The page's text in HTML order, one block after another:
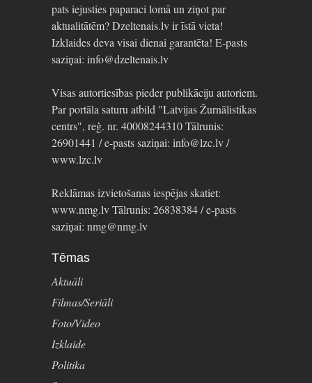
pats iejusties paparaci lomā un ziņot par
aktualitātēm? Dzeltenais.lv ir īstā vieta!
Izklaides deva visai dienai garantēta! E-pasts
saziņai: info@dzeltenais.lv
Visas autortiesības pieder publikāciju autoriem.
Par portāla saturu atbild "Latvijas Žurnālistikas
centrs", reģ. nr. 40008244310 Tālrunis:
26901441 / e-pasts saziņai: info@lzc.lv /
www.lzc.lv
Reklāmas izvietošanas iespējas skatiet:
www.nmg.lv Tālrunis: 26838384 / e-pasts
saziņai: nmg@nmg.lv
Tēmas
Aktuāli
Filmas/Seriāli
Foto/Video
Izklaide
Politika